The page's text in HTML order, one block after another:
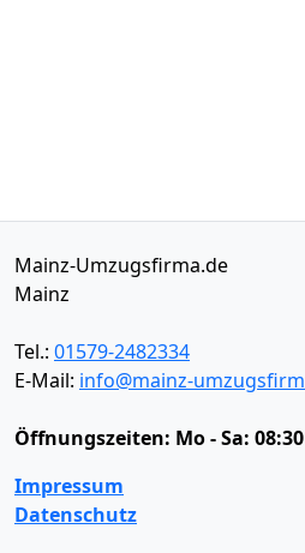
Mainz-Umzugsfirma.de
Mainz
Tel.: 01579-2482334
E-Mail: info@mainz-
Öffnungszeiten: Mo - Sa:
Impressum
Datenschutz